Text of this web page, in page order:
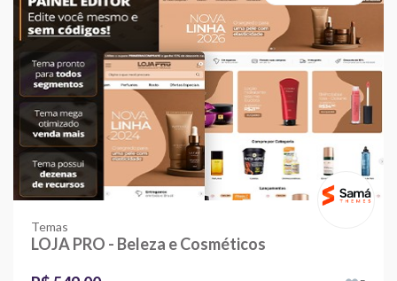
Temas
LOJA PRO - Beleza e Cosméticos